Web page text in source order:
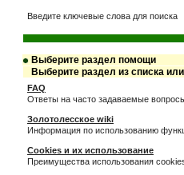
Введите ключевые слова для поиска
Выберите раздел помощи
Выберите раздел из списка
FAQ
Ответы на часто задаваемые
Золотолесское wiki
Информация по использованию
Cookies и их использование
Преимущества использования